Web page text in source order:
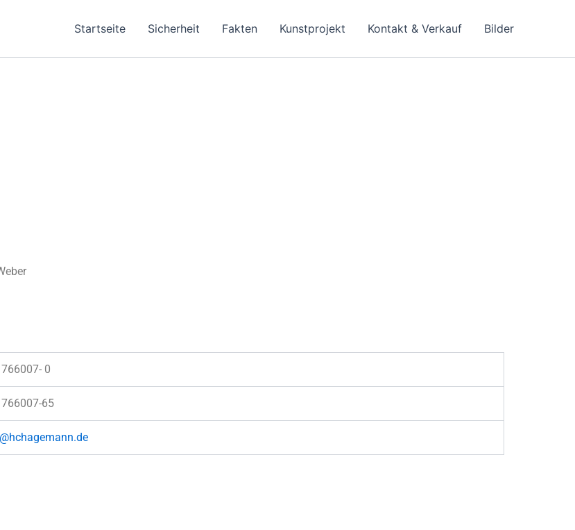
Startseite Sicherheit Fakten Kunstprojekt Kontakt & Verkauf Bilder
0
65